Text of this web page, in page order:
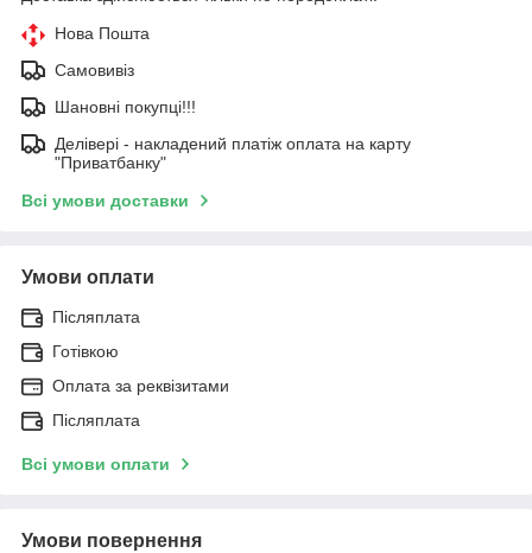
Нова Пошта
Самовивіз
Шановні покупці!!!
Делівері - накладений платіж оплата на карту
"Приватбанку"
Всі умови доставки
Умови оплати
Післяплата
Готівкою
Оплата за реквізитами
Післяплата
Всі умови оплати
Умови повернення